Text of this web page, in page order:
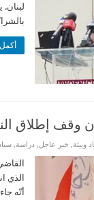
إطلاق
وبيئة, خبر عاجل, دراسة,
الذي
أنّه